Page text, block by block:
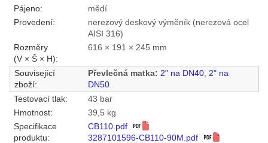
Pájeno:
mědí
Provedení:
nerezový deskový výměník (nerezová ocel
AISI 316)
Rozměry
(V × Š × H):
616 × 191 × 245 mm
Související
zboží:
Převlečná matka: 2" na DN40, 2" na
DN50.
Testovací tlak:
43 bar
Hmotnost:
39,5 kg
Specifikace
produktu:
CB110.pdf
3287101596-CB110-90M.pdf